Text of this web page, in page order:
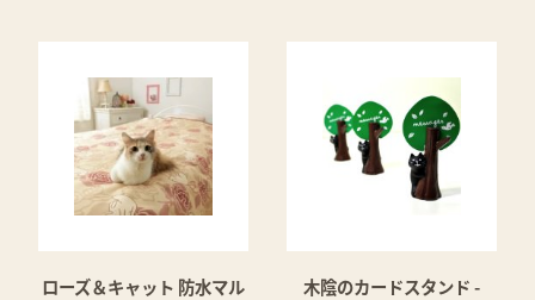
ローズ＆キャット 防水マル
木陰のカードスタンド -